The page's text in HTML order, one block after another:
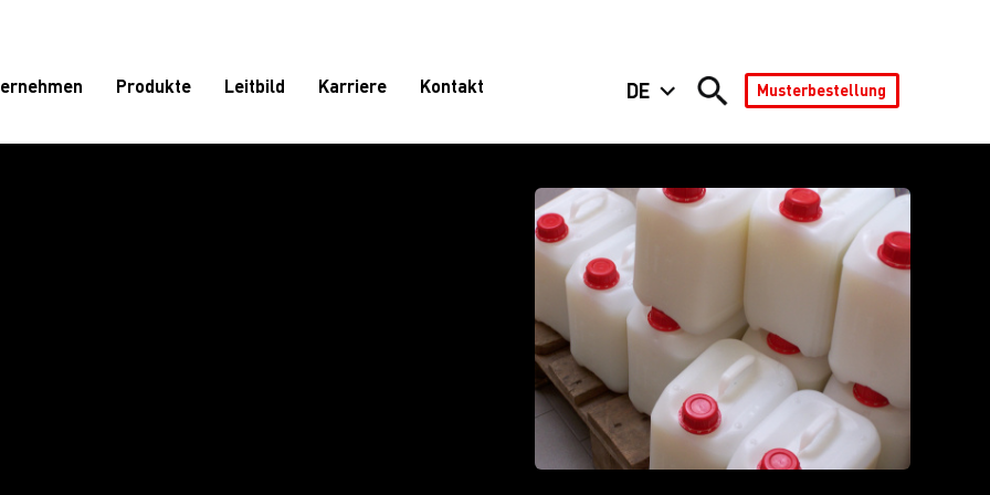
Produkte Leitbild Karriere Kontakt Musterbestellung
DE